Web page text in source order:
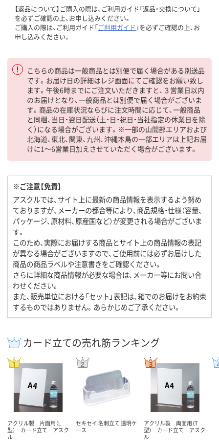
【返品について】ご購入の際は、ご利用ガイド「返品・交換について」
を必ずご確認の上、お申し込みください。
ご購入の際は、ご利用ガイド「ご利用ガイド 」を必ずご確認の上、お
申し込みください。
こちらの商品は一般商品とは別便で届く場合がある別送品
です。お届け日の詳細はレジ画面にてご確認をお願い致し
ます。午後6時までにご注文いただきますと、３営業日以内
のお届けとなり、一般商品とは別便で届く場合がございま
す。商品の在庫状況ならびに注文時間に応じて、一般商品
と同梱、当日・翌日配送（土・日・祝日・当社指定の休業日を除
く）になる場合がございます。※一部の山間部エリアおよび
北海道、東北、関東、九州、沖縄本島の一部エリアは上記お届
けに1～6営業日加えさせていただく場合がございます。
※ご注意【免責】
アスクルでは、サイト上に最新の商品情報を表示するよう努め
ておりますが、メーカーの都合等により、商品規格・仕様（容量、
パッケージ、原材料、原産国など）が変更される場合がございま
す。
このため、実際にお届けする商品とサイト上の商品情報の表記
が異なる場合がございますので、ご使用前には必ずお届けした
商品の商品ラベルや注意書きをご確認ください。
さらに詳細な商品情報が必要な場合は、メーカー等にお問い合
わせください。
また、販売単位における「セット」表記は、箱でのお届けをお約束
するものではありません。あらかじめご了承ください。
カード立ての売れ筋ランキング
アクリル製 片面用（L
型） カード立て アスク
ル
セキセイ 名刺立て 透明ケ
ース
アクリル製 両面用（T
型） カード立て アスク
ル